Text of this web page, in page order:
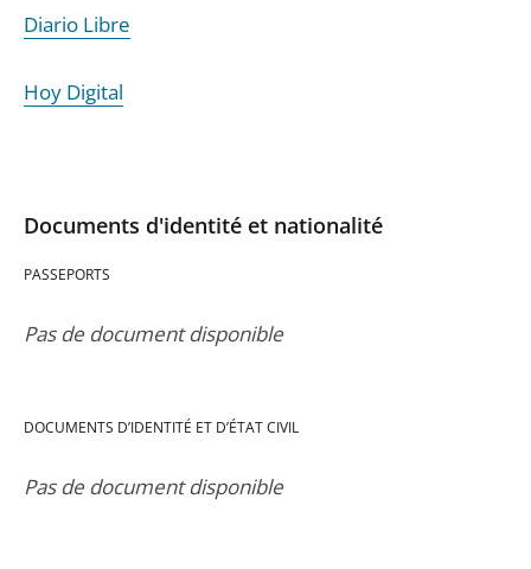
Diario Libre
Hoy Digital
Documents d'identité et nationalité
PASSEPORTS
Pas de document disponible
DOCUMENTS D’IDENTITÉ ET D’ÉTAT CIVIL
Pas de document disponible